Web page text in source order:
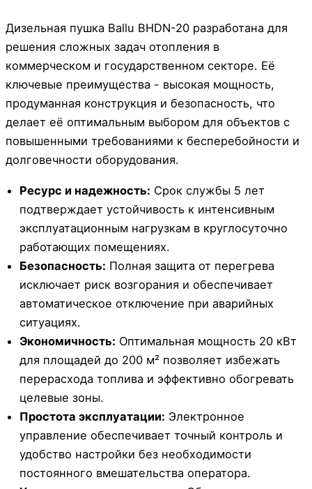
Дизельная пушка Ballu BHDN-20 разработана для
решения сложных задач отопления в
коммерческом и государственном секторе. Её
ключевые преимущества - высокая мощность,
продуманная конструкция и безопасность, что
делает её оптимальным выбором для объектов с
повышенными требованиями к бесперебойности и
долговечности оборудования.
Ресурс и надежность: Срок службы 5 лет
подтверждает устойчивость к интенсивным
эксплуатационным нагрузкам в круглосуточно
работающих помещениях.
Безопасность: Полная защита от перегрева
исключает риск возгорания и обеспечивает
автоматическое отключение при аварийных
ситуациях.
Экономичность: Оптимальная мощность 20 кВт
для площадей до 200 м² позволяет избежать
перерасхода топлива и эффективно обогревать
целевые зоны.
Простота эксплуатации: Электронное
управление обеспечивает точный контроль и
удобство настройки без необходимости
постоянного вмешательства оператора.